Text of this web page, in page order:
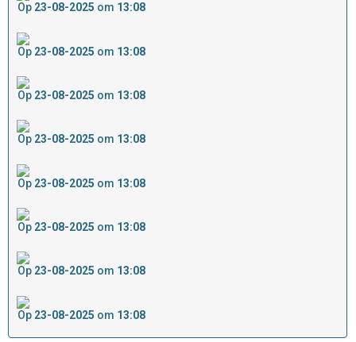
Op 23-08-2025 om 13:08
Op 23-08-2025 om 13:08
Op 23-08-2025 om 13:08
Op 23-08-2025 om 13:08
Op 23-08-2025 om 13:08
Op 23-08-2025 om 13:08
Op 23-08-2025 om 13:08
Op 23-08-2025 om 13:08